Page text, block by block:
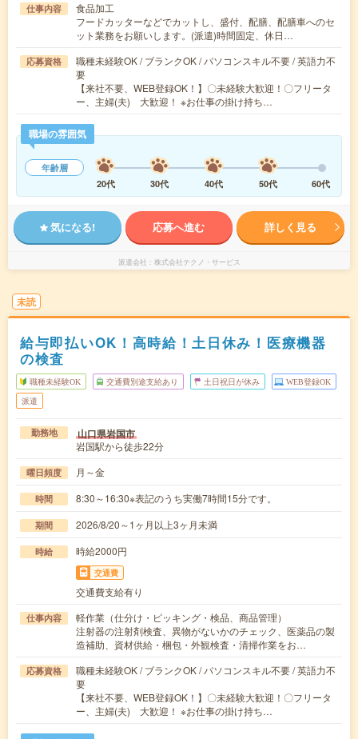
仕事内容
食品加工
フードカッターなどでカットし、盛付、配膳、配膳車へのセ
ット業務をお願いします。(派遣)時間固定、休日…
応募資格
職種未経験OK / ブランクOK / パソコンスキル不要 / 英語力不
要
【来社不要、WEB登録OK！】〇未経験大歓迎！〇フリータ
ー、主婦(夫) 大歓迎！ ※お仕事の掛け持ち…
職場の雰囲気
年齢層
20代
30代 40代 50代 60代
気になる! 応募へ進む 詳しく見る
派遣会社 株式会社テクノ・サービス
未読
給与即払いOK！高時給！土日休み！医療機器
の検査
職種未経験OK 交通費別途支給あり 土日祝日が休み WEB登録OK
派遣
勤務地 山口県岩国市
岩国駅から徒歩22分
曜日頻度 月～金
時間 8:30～16:30※表記のうち実働7時間15分です。
期間 2026/8/20～1ヶ月以上3ヶ月未満
時給 時給2000円
交通費
交通費支給有り
仕事内容
軽作業（仕分け・ピッキング・検品、商品管理）
注射器の注射剤検査、異物がないかのチェック、医薬品の製
造補助、資材供給・梱包・外観検査・清掃作業をお…
応募資格
職種未経験OK / ブランクOK / パソコンスキル不要 / 英語力不
要
【来社不要、WEB登録OK！】〇未経験大歓迎！〇フリータ
ー、主婦(夫) 大歓迎！ ※お仕事の掛け持ち…